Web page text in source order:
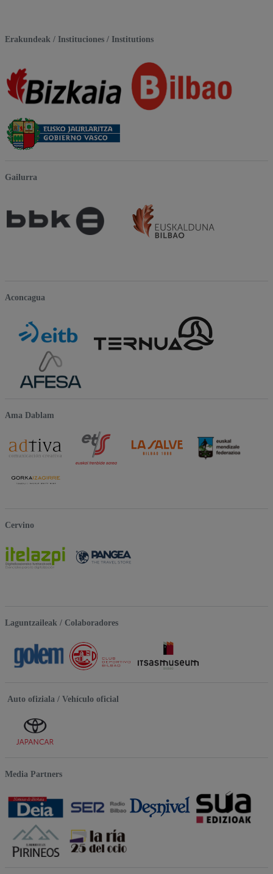
Erakundeak / Instituciones / Institutions
Gailurra
Aconcagua
Ama Dablam
Cervino
Laguntzaileak / Colaboradores
Auto ofiziala / Vehículo oficial
Media Partners